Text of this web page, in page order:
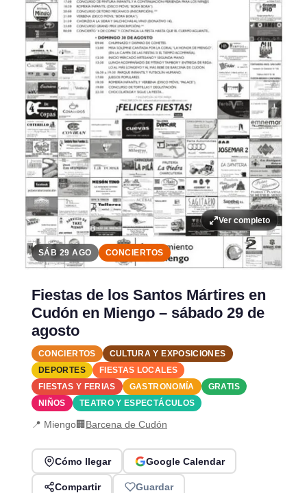
Ver completo
SÁB 29 AGO CONCIERTOS
Fiestas de los Santos Mártires en
Cudón en Miengo – sábado 29 de
agosto
CONCIERTOS
CULTURA Y EXPOSICIONES
DEPORTES
FIESTAS LOCALES
FIESTAS Y FERIAS
GASTRONOMÍA
GRATIS
NIÑOS
TEATRO Y ESPECTÁCULOS
📍 Miengo🏢 Barcena de Cudón
Cómo llegar Google Calendar
Compartir Guardar